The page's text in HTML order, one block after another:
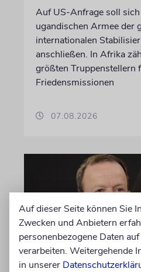
Auf US-Anfrage soll
ugandischen Armee der
internationalen
anschließen. In Afrika
größten Truppenstellern
Friedensmissionen
07.08.2026
Auf dieser Seite können Sie
Zwecken und Anbietern
personenbezogene Daten
verarbeiten. Weitergehende
in unserer